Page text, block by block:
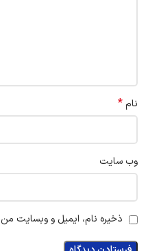
نام*
وب‌ سایت
ذخیره نام، ایمیل و وبسایت